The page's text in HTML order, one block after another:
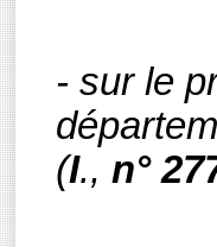
- sur le
(I., n°